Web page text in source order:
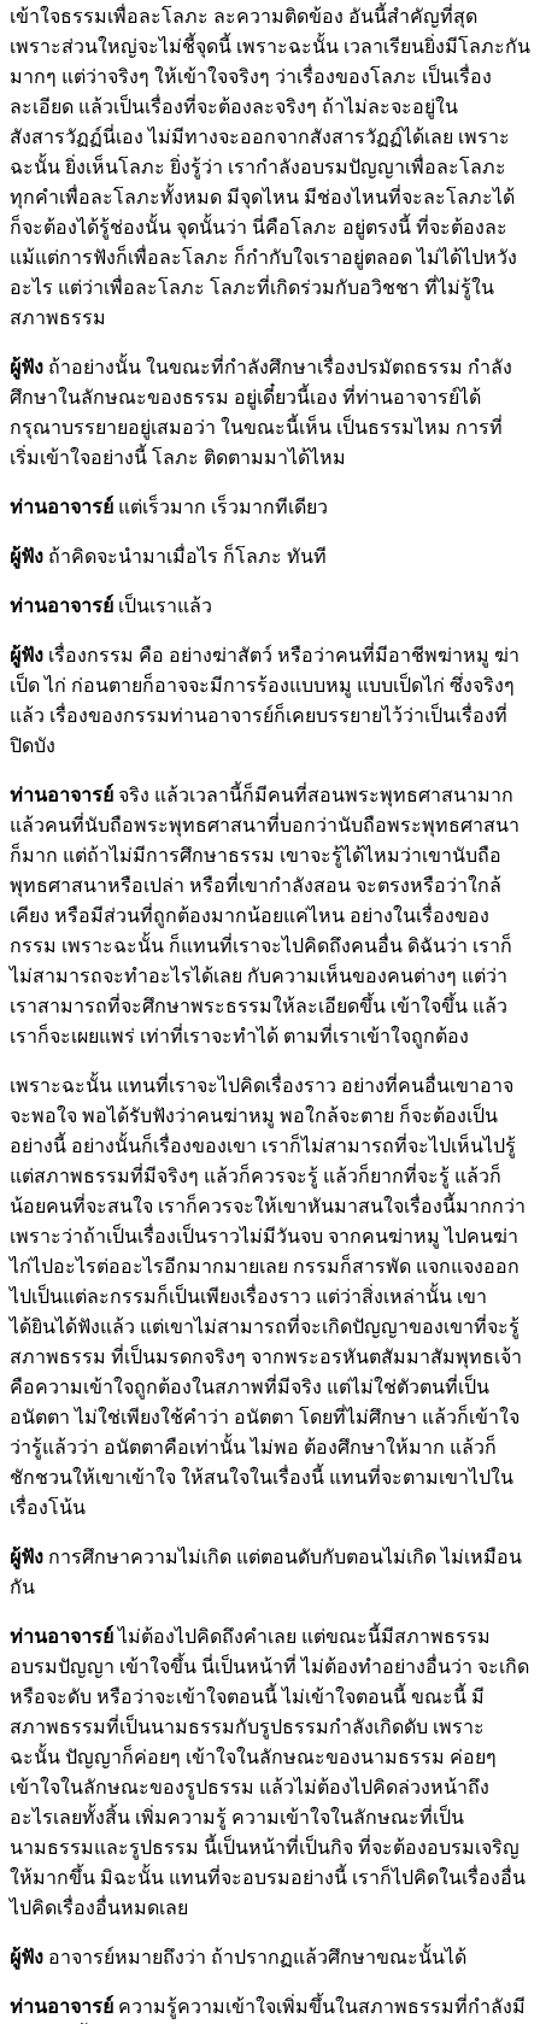
เข้าใจธรรมเพื่อละโลภะ ละความติดข้อง อันนี้สำคัญที่สุด
เพราะส่วนใหญ่จะไม่ชี้จุดนี้ เพราะฉะนั้น เวลาเรียนยิ่งมีโลภะกัน
มากๆ แต่ว่าจริงๆ ให้เข้าใจจริงๆ ว่าเรื่องของโลภะ เป็นเรื่อง
ละเอียด แล้วเป็นเรื่องที่จะต้องละจริงๆ ถ้าไม่ละจะอยู่ใน
สังสารวัฏฏ์นี่เอง ไม่มีทางจะออกจากสังสารวัฏฏ์ได้เลย เพราะ
ฉะนั้น ยิ่งเห็นโลภะ ยิ่งรู้ว่า เรากำลังอบรมปัญญาเพื่อละโลภะ
ทุกคำเพื่อละโลภะทั้งหมด มีจุดไหน มีช่องไหนที่จะละโลภะได้
ก็จะต้องได้รู้ช่องนั้น จุดนั้นว่า นี่คือโลภะ อยู่ตรงนี้ ที่จะต้องละ
แม้แต่การฟังก็เพื่อละโลภะ ก็กำกับใจเราอยู่ตลอด ไม่ได้ไปหวัง
อะไร แต่ว่าเพื่อละโลภะ โลภะที่เกิดร่วมกับอวิชชา ที่ไม่รู้ใน
สภาพธรรม
ผู้ฟัง ถ้าอย่างนั้น ในขณะที่กำลังศึกษาเรื่องปรมัตถธรรม กำลัง
ศึกษาในลักษณะของธรรม อยู่เดี๋ยวนี้เอง ที่ท่านอาจารย์ได้
กรุณาบรรยายอยู่เสมอว่า ในขณะนี้เห็น เป็นธรรมไหม การที่
เริ่มเข้าใจอย่างนี้ โลภะ ติดตามมาได้ไหม
ท่านอาจารย์ แต่เร็วมาก เร็วมากทีเดียว
ผู้ฟัง ถ้าคิดจะนำมาเมื่อไร ก็โลภะ ทันที
ท่านอาจารย์ เป็นเราแล้ว
ผู้ฟัง เรื่องกรรม คือ อย่างฆ่าสัตว์ หรือว่าคนที่มีอาชีพฆ่าหมู ฆ่า
เป็ด ไก่ ก่อนตายก็อาจจะมีการร้องแบบหมู แบบเป็ดไก่ ซึ่งจริงๆ
แล้ว เรื่องของกรรมท่านอาจารย์ก็เคยบรรยายไว้ว่าเป็นเรื่องที่
ปิดบัง
ท่านอาจารย์ จริง แล้วเวลานี้ก็มีคนที่สอนพระพุทธศาสนามาก
แล้วคนที่นับถือพระพุทธศาสนาที่บอกว่านับถือพระพุทธศาสนา
ก็มาก แต่ถ้าไม่มีการศึกษาธรรม เขาจะรู้ได้ไหมว่าเขานับถือ
พุทธศาสนาหรือเปล่า หรือที่เขากำลังสอน จะตรงหรือว่าใกล้
เคียง หรือมีส่วนที่ถูกต้องมากน้อยแค่ไหน อย่างในเรื่องของ
กรรม เพราะฉะนั้น ก็แทนที่เราจะไปคิดถึงคนอื่น ดิฉันว่า เราก็
ไม่สามารถจะทำอะไรได้เลย กับความเห็นของคนต่างๆ แต่ว่า
เราสามารถที่จะศึกษาพระธรรมให้ละเอียดขึ้น เข้าใจขึ้น แล้ว
เราก็จะเผยแพร่ เท่าที่เราจะทำได้ ตามที่เราเข้าใจถูกต้อง
เพราะฉะนั้น แทนที่เราจะไปคิดเรื่องราว อย่างที่คนอื่นเขาอาจ
จะพอใจ พอได้รับฟังว่าคนฆ่าหมู พอใกล้จะตาย ก็จะต้องเป็น
อย่างนี้ อย่างนั้นก็เรื่องของเขา เราก็ไม่สามารถที่จะไปเห็นไปรู้
แต่สภาพธรรมที่มีจริงๆ แล้วก็ควรจะรู้ แล้วก็ยากที่จะรู้ แล้วก็
น้อยคนที่จะสนใจ เราก็ควรจะให้เขาหันมาสนใจเรื่องนี้มากกว่า
เพราะว่าถ้าเป็นเรื่องเป็นราวไม่มีวันจบ จากคนฆ่าหมู ไปคนฆ่า
ไก่ไปอะไรต่ออะไรอีกมากมายเลย กรรมก็สารพัด แจกแจงออก
ไปเป็นแต่ละกรรมก็เป็นเพียงเรื่องราว แต่ว่าสิ่งเหล่านั้น เขา
ได้ยินได้ฟังแล้ว แต่เขาไม่สามารถที่จะเกิดปัญญาของเขาที่จะรู้
สภาพธรรม ที่เป็นมรดกจริงๆ จากพระอรหันตสัมมาสัมพุทธเจ้า
คือความเข้าใจถูกต้องในสภาพที่มีจริง แต่ไม่ใช่ตัวตนที่เป็น
อนัตตา ไม่ใช่เพียงใช้คำว่า อนัตตา โดยที่ไม่ศึกษา แล้วก็เข้าใจ
ว่ารู้แล้วว่า อนัตตาคือเท่านั้น ไม่พอ ต้องศึกษาให้มาก แล้วก็
ชักชวนให้เขาเข้าใจ ให้สนใจในเรื่องนี้ แทนที่จะตามเขาไปใน
เรื่องโน้น
ผู้ฟัง การศึกษาความไม่เกิด แต่ตอนดับกับตอนไม่เกิด ไม่เหมือน
กัน
ท่านอาจารย์ไม่ต้องไปคิดถึงคำเลย แต่ขณะนี้มีสภาพธรรม
อบรมปัญญา เข้าใจขึ้น นี่เป็นหน้าที่ ไม่ต้องทำอย่างอื่นว่า จะเกิด
หรือจะดับ หรือว่าจะเข้าใจตอนนี้ ไม่เข้าใจตอนนี้ ขณะนี้ มี
สภาพธรรมที่เป็นนามธรรมกับรูปธรรมกำลังเกิดดับ เพราะ
ฉะนั้น ปัญญาก็ค่อยๆ เข้าใจในลักษณะของนามธรรม ค่อยๆ
เข้าใจในลักษณะของรูปธรรม แล้วไม่ต้องไปคิดล่วงหน้าถึง
อะไรเลยทั้งสิ้น เพิ่มความรู้ ความเข้าใจในลักษณะที่เป็น
นามธรรมและรูปธรรม นี้เป็นหน้าที่เป็นกิจ ที่จะต้องอบรมเจริญ
ให้มากขึ้น มิฉะนั้น แทนที่จะอบรมอย่างนี้ เราก็ไปคิดในเรื่องอื่น
ไปคิดเรื่องอื่นหมดเลย
ผู้ฟัง อาจารย์หมายถึงว่า ถ้าปรากฏแล้วศึกษาขณะนั้นได้
ท่านอาจารย์ ความรู้ความเข้าใจเพิ่มขึ้นในสภาพธรรมที่กำลังมี